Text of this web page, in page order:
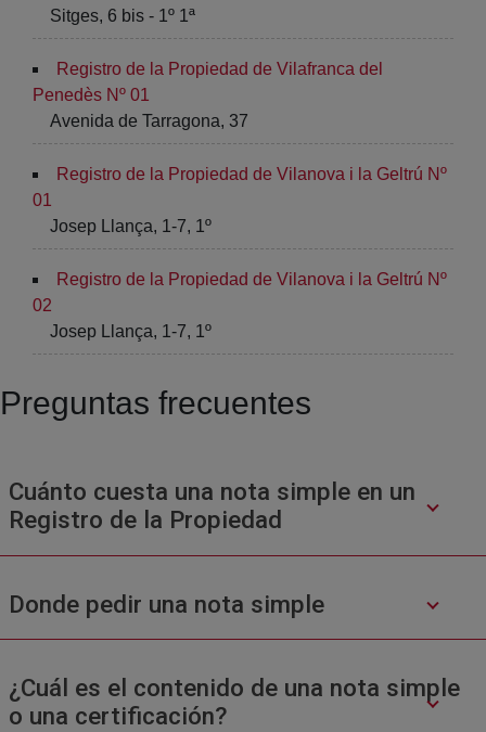
Sitges, 6 bis - 1º 1ª
Registro de la Propiedad de Vilafranca del
Penedès Nº 01
Avenida de Tarragona, 37
Registro de la Propiedad de Vilanova i la Geltrú Nº
01
Josep Llança, 1-7, 1º
Registro de la Propiedad de Vilanova i la Geltrú Nº
02
Josep Llança, 1-7, 1º
Preguntas frecuentes
Cuánto cuesta una nota simple en un
Registro de la Propiedad
Donde pedir una nota simple
¿Cuál es el contenido de una nota simple
o una certificación?